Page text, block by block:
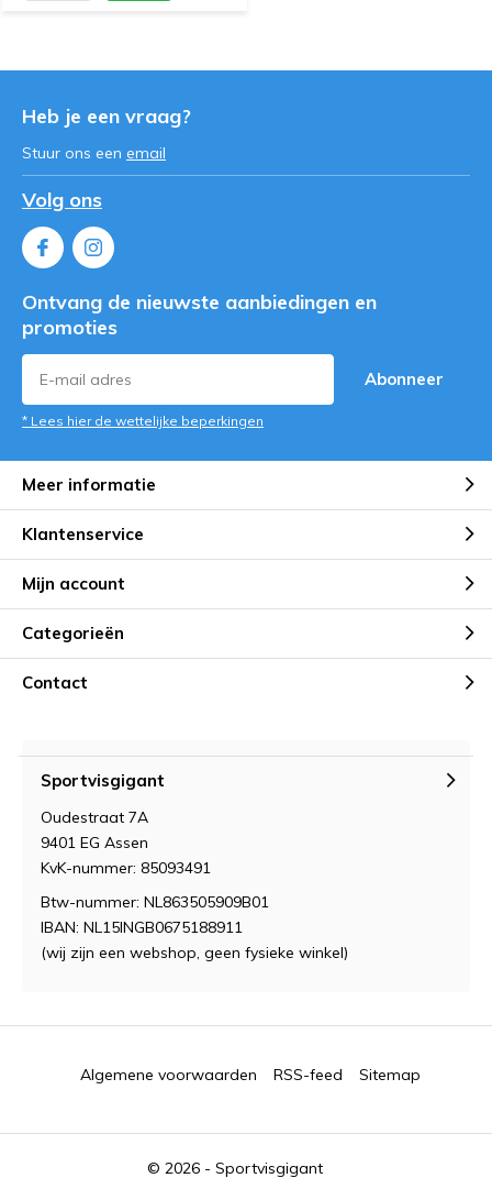
Heb je een vraag?
Stuur ons een email
Volg ons
Ontvang de nieuwste aanbiedingen en
promoties
Abonneer
* Lees hier de wettelijke beperkingen
Meer informatie
Klantenservice
Mijn account
Categorieën
Contact
Sportvisgigant
Oudestraat 7A
9401 EG Assen
KvK-nummer: 85093491
Btw-nummer: NL863505909B01
IBAN: NL15INGB0675188911
(wij zijn een webshop, geen fysieke winkel)
© 2026 - Sportvisgigant
Algemene voorwaarden RSS-feed Sitemap